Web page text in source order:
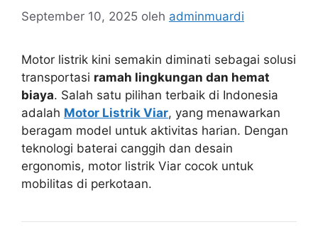
September 10, 2025 oleh adminmuardi
Motor listrik kini semakin diminati sebagai solusi
transportasi ramah lingkungan dan hemat
biaya. Salah satu pilihan terbaik di Indonesia
adalah Motor Listrik Viar, yang menawarkan
beragam model untuk aktivitas harian. Dengan
teknologi baterai canggih dan desain
ergonomis, motor listrik Viar cocok untuk
mobilitas di perkotaan.